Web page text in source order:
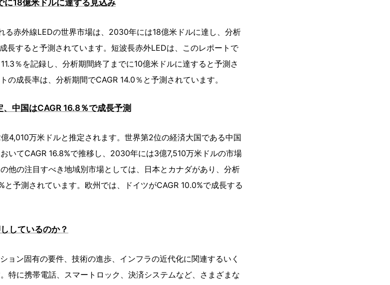
18億米ドルに達する見込み
赤外線LEDの世界市場は、2030年には18億米ドルに達し、分析
長すると予測されています。短波長赤外LEDは、このレポートで
％を記録し、分析期間終了までに10億米ドルに達すると予測さ
の成長率は、分析期間でCAGR 14.0％と予測されています。
中国はCAGR 16.8％で成長予測
4,010万米ドルと推定されます。世界第2位の経済大国である中国
いてCAGR 16.8%で推移し、2030年には3億7,510万米ドルの市場
他の注目すべき地域別市場としては、日本とカナダがあり、分析
と予測されています。欧州では、ドイツがCAGR 10.0%で成長する
しているのか？
ョン固有の要件、技術の進歩、インフラの近代化に関連するいく
特に携帯電話、スマートロック、決済システムなど、さまざまな